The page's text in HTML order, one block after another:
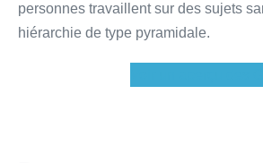
personnes travaillent sur des sujets
hiérarchie de type pyramidale.